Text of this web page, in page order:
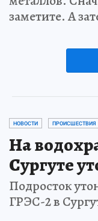
заметите. А
НОВОСТИ ПРОИСШЕСТВИЯ
На
Сургуте
Подросток
ГРЭС-2 в